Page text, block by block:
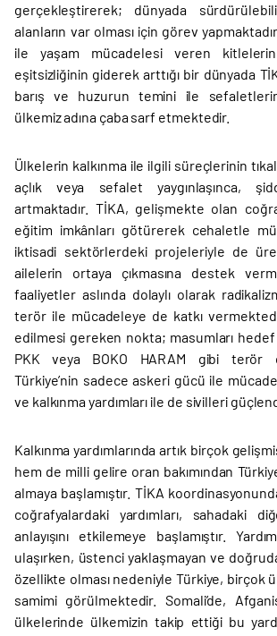
gerçekleştirerek; dünyada
alanların var olması için görev
ile yaşam mücadelesi veren kitlelerin
eşitsizliğinin giderek arttığı bir dünyada
barış ve huzurun temini ile
ülkemiz adına çaba sarf etmektedir.
Ülkelerin kalkınma ile ilgili süreçlerinin
açlık veya sefalet yaygınlaşınca,
artmaktadır. TİKA, gelişmekte olan
eğitim imkânları götürerek cehaletle
iktisadi sektörlerdeki projeleriyle de
ailelerin ortaya çıkmasına destek
faaliyetler aslında dolaylı olarak
terör ile mücadeleye de katkı
edilmesi gereken nokta; masumları hedef
PKK veya BOKO HARAM gibi terör
Türkiye’nin sadece askeri gücü ile
ve kalkınma yardımları ile de sivilleri
Kalkınma yardımlarında artık birçok
hem de milli gelire oran bakımından
almaya başlamıştır. TİKA
coğrafyalardaki yardımları, sahadaki
anlayışını etkilemeye başlamıştır.
ulaşırken, üstenci yaklaşmayan ve
özellikte olması nedeniyle Türkiye, birçok
samimi görülmektedir. Somali’de,
ülkelerinde ülkemizin takip ettiği bu